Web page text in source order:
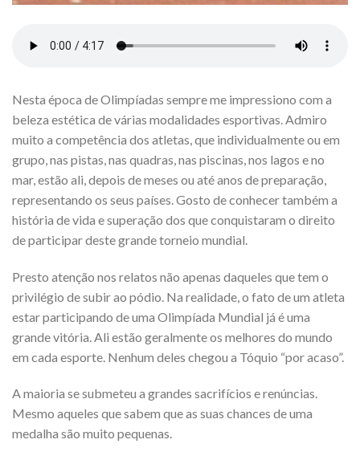
Nesta época de Olimpíadas sempre me impressiono com a
beleza estética de várias modalidades esportivas. Admiro
muito a competência dos atletas, que individualmente ou em
grupo, nas pistas, nas quadras, nas piscinas, nos lagos e no
mar, estão ali, depois de meses ou até anos de preparação,
representando os seus países. Gosto de conhecer também a
história de vida e superação dos que conquistaram o direito
de participar deste grande torneio mundial.
Presto atenção nos relatos não apenas daqueles que tem o
privilégio de subir ao pódio. Na realidade, o fato de um atleta
estar participando de uma Olimpíada Mundial já é uma
grande vitória. Ali estão geralmente os melhores do mundo
em cada esporte. Nenhum deles chegou a Tóquio “por acaso”.
A maioria se submeteu a grandes sacrifícios e renúncias.
Mesmo aqueles que sabem que as suas chances de uma
medalha são muito pequenas.